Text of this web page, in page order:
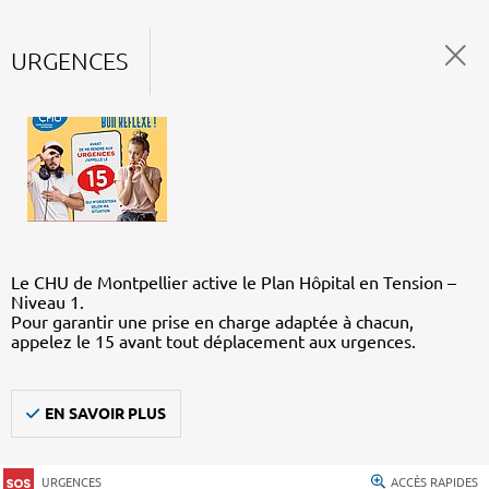
URGENCES
Le CHU de Montpellier active le Plan Hôpital en Tension –
Niveau 1.
Pour garantir une prise en charge adaptée à chacun,
appelez le 15 avant tout déplacement aux urgences.
EN SAVOIR PLUS
URGENCES ACCÈS RAPIDES